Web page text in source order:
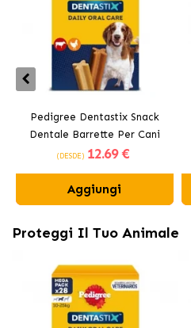
Pedigree Dentastix Snack
Dentale Barrette Per Cani
Medi 10-25 kg
(DESDE) 12.69 €
Aggiungi
Proteggi Il Tuo Animale